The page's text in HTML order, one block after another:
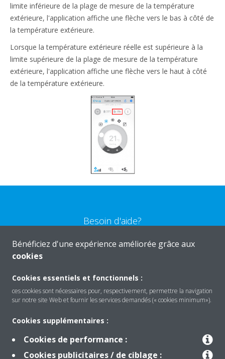
limite inférieure de la plage de mesure de la température
extérieure, l'application affiche une flèche vers le bas à côté de
la température extérieure.
Lorsque la température extérieure réelle est supérieure à la
limite supérieure de la plage de mesure de la température
extérieure, l'application affiche une flèche vers le haut à côté
de la température extérieure.
Besoin d'aide?
CONTACTEZ-NOUS
Solutions
Bénéficiez d'une expérience améliorée grâce aux
cookies
Cookies essentiels et fonctionnels :
ces cookies sont nécessaires pour, respectivement, permettre la navigation
sur notre site Web et fournir les services demandés (« cookies minimum»).
Cookies supplémentaires :
Cookies de performance :
Cookies publicitaires / de ciblage :